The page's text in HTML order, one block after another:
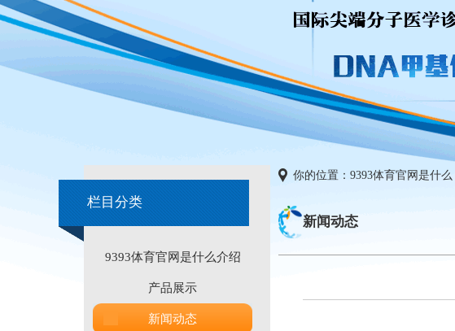
栏目分类
9393体育官网是什么介绍
产品展示
新闻动态
你的位置： 9393体育官网是什么
新闻动态